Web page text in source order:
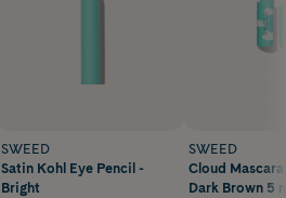
SWEED
Satin Kohl Eye Pencil -
Bright
SWEED
Cloud
Dark Brown 5